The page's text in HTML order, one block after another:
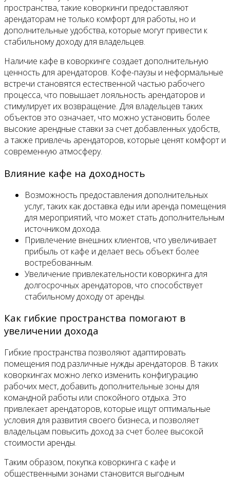
пространства, такие коворкинги предоставляют
арендаторам не только комфорт для работы, но и
дополнительные удобства, которые могут привести к
стабильному доходу для владельцев.
Наличие кафе в коворкинге создает дополнительную
ценность для арендаторов. Кофе-паузы и неформальные
встречи становятся естественной частью рабочего
процесса, что повышает лояльность арендаторов и
стимулирует их возвращение. Для владельцев таких
объектов это означает, что можно установить более
высокие арендные ставки за счет добавленных удобств,
а также привлечь арендаторов, которые ценят комфорт и
современную атмосферу.
Влияние кафе на доходность
Возможность предоставления дополнительных
услуг, таких как доставка еды или аренда помещения
для мероприятий, что может стать дополнительным
источником дохода.
Привлечение внешних клиентов, что увеличивает
прибыль от кафе и делает весь объект более
востребованным.
Увеличение привлекательности коворкинга для
долгосрочных арендаторов, что способствует
стабильному доходу от аренды.
Как гибкие пространства помогают в
увеличении дохода
Гибкие пространства позволяют адаптировать
помещения под различные нужды арендаторов. В таких
коворкингах можно легко изменить конфигурацию
рабочих мест, добавить дополнительные зоны для
командной работы или спокойного отдыха. Это
привлекает арендаторов, которые ищут оптимальные
условия для развития своего бизнеса, и позволяет
владельцам повысить доход за счет более высокой
стоимости аренды.
Таким образом, покупка коворкинга с кафе и
общественными зонами становится выгодным